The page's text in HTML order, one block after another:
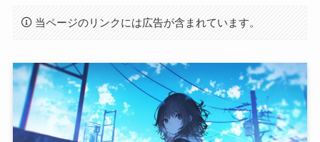
当ページのリンクには広告が含まれています。